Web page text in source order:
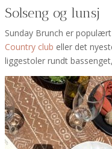
Solseng og lunsj
Sunday Brunch er
Country club eller det
liggestoler rundt